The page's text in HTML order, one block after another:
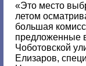
«Это место
летом
большая
предложенные
Чоботовской
Елизаров,